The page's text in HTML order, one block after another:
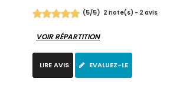
(5/5) 2 note(s) - 2 avis
VOIR RÉPARTITION
LIRE AVIS EVALUEZ-LE